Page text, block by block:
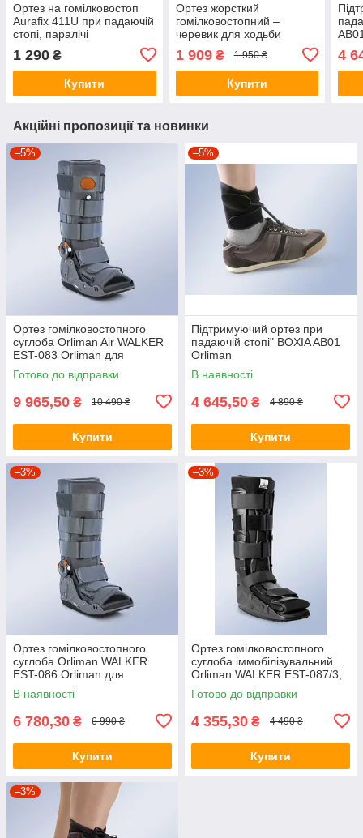
Ортез на гомілковостоп
Aurafix 411U при падаючій
стопі, паралічі
1 290 ₴
Купити
Ортез жорсткий
гомілковостопний –
черевик для ходьби
SUPER , Wellcare 62033 /
635104, 28см
1 909₴ 1 950 ₴
Купити
4
Акційні пропозиції та новинки
–5%
Ортез гомілковостопного
суглоба Orliman Air WALKER
EST-083 Orliman для
реабілітації після травм
Готово до відправки
9 965,50 ₴ 10 490 ₴
Купити
–5%
Підтримуючий ортез при
падаючій стопі" BOXIA AB01
Orliman
В наявності
4 645,50 ₴ 4 890 ₴
Купити
–3%
Ортез гомілковостопного
суглоба Orliman WALKER
EST-086 Orliman для
реабілітації після травм
В наявності
6 780,30 ₴ 6 990 ₴
Купити
–3%
Ортез гомілковостопного
суглоба іммобілізувальний
Orliman WALKER EST-087/3,
(розмір L)
Готово до відправки
4 355,30 ₴ 4 490 ₴
Купити
–3%